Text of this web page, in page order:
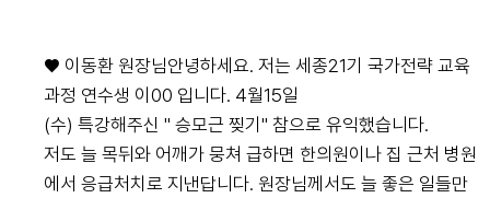
♥ 이동환 원장님안녕하세요. 저는 세종21기 국가전략 교육
과정 연수생 이00 입니다. 4월15일
(수) 특강해주신 " 승모근 찢기" 참으로 유익했습니다.
저도 늘 목뒤와 어깨가 뭉쳐 급하면 한의원이나 집 근처 병원
에서 응급처치로 지낸답니다. 원장님께서도 늘 좋은 일들만